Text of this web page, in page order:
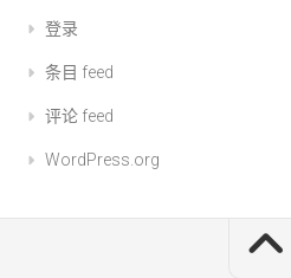
登录
条目 feed
评论 feed
WordPress.org